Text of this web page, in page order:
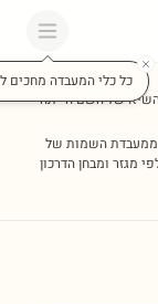
כל כלי המעבדה מחכים
של השם הייתה
ממעבדת השמות של
מגזר ומבחן הדרכון